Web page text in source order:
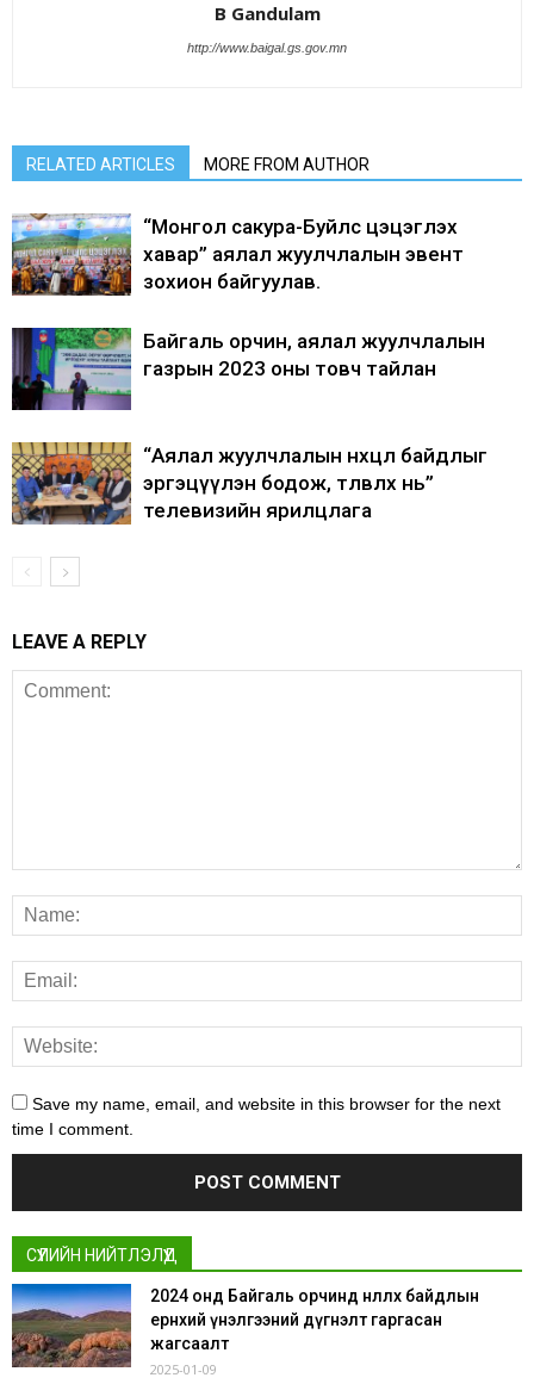
B Gandulam
http://www.baigal.gs.gov.mn
RELATED ARTICLES MORE FROM AUTHOR
“Монгол сакура-Буйлс цэцэглэх
хавар” аялал жуулчлалын эвент
зохион байгуулав.
Байгаль орчин, аялал жуулчлалын
газрын 2023 оны товч тайлан
“Аялал жуулчлалын нөхцөл байдлыг
эргэцүүлэн бодож, төлөвлөх нь”
телевизийн ярилцлага
LEAVE A REPLY
Save my name, email, and website in this browser for the next
time I comment.
СҮҮЛИЙН НИЙТЛЭЛҮҮД
2024 онд Байгаль орчинд нөлөөлөх байдлын
ерөнхий үнэлгээний дүгнэлт гаргасан
жагсаалт
2025-01-09